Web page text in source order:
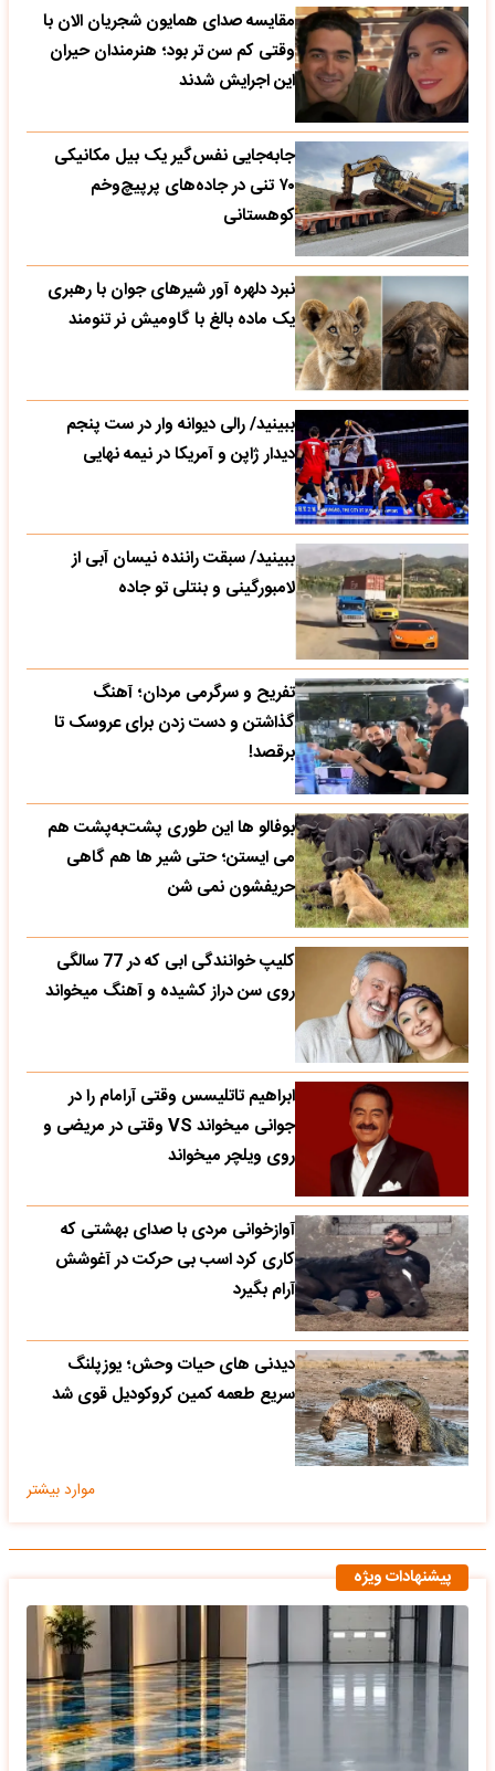
مقایسه صدای همایون شجریان الان با
وقتی کم سن تر بود؛ هنرمندان حیران
این اجرایش شدند
جابه‌جایی نفس‌گیر یک بیل مکانیکی
۷۰ تنی در جاده‌های پرپیچ‌وخم
کوهستانی
نبرد دلهره آور شیرهای جوان با رهبری
یک ماده بالغ با گاومیش نر تنومند
ببینید/ رالی دیوانه وار در ست پنجم
دیدار ژاپن و آمریکا در نیمه نهایی
ببینید/ سبقت راننده نیسان آبی از
لامبورگینی و بنتلی تو جاده
تفریح و سرگرمی مردان؛ آهنگ
گذاشتن و دست زدن برای عروسک تا
برقصد!
بوفالو ها این‌ طوری پشت‌به‌پشت هم
می‌ ایستن؛ حتی شیر ها هم گاهی
حریفشون نمی‌ شن
کلیپ خوانندگی ابی که در 77 سالگی
روی سن دراز کشیده و آهنگ میخواند
ابراهیم تاتلیسس وقتی آرامام را در
جوانی میخواند VS وقتی در مریضی و
روی ویلچر میخواند
آوازخوانی مردی با صدای بهشتی که
کاری کرد اسب بی حرکت در آغوشش
آرام بگیرد
دیدنی های حیات وحش؛ یوزپلنگ
سریع طعمه کمین کروکودیل قوی شد
موارد بیشتر
پیشنهادات ویژه